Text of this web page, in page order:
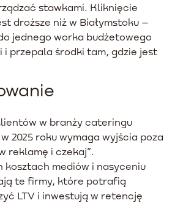
stawkami. Kliknięcie
droższe niż w Białymstoku –
jednego worka budżetowego
i przepala środki tam, gdzie jest
w branży cateringu
2025 roku wymaga wyjścia poza
reklamę i czekaj”.
kosztach mediów i nasyceniu
te firmy, które potrafią
LTV i inwestują w retencję